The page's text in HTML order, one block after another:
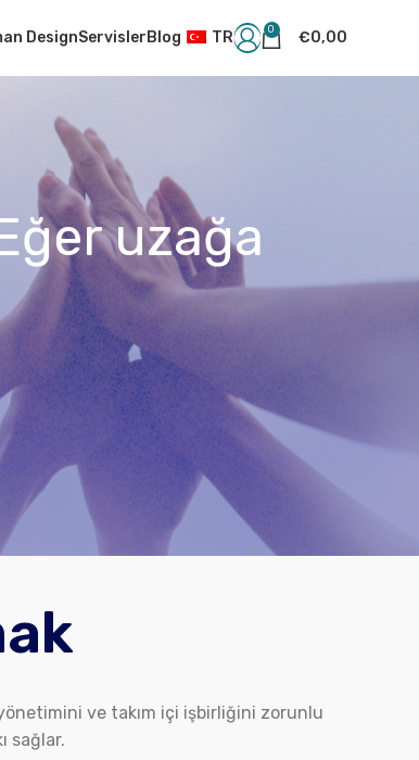
DesignServisler Blog TR 0 €0,00
uzağa
ve takım içi işbirliğini zorunlu
sağlar.